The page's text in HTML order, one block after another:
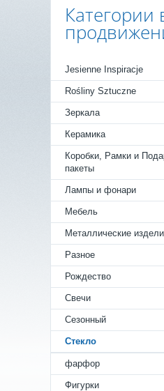
Категории
Jesienne Inspiracje
Rośliny Sztuczne
Зеркала
Керамика
Коробки, Рамки и
пакеты
Лампы и фонари
Мебель
Металлические
Разное
Рождество
Свечи
Сезонный
Стекло
фарфор
Фигурки